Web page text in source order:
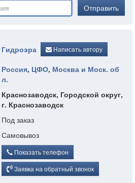
Отправить
Гидроэра Написать автору
Россия, ЦФО, Москва и Моск. об
л.
Краснозаводск, Городской округ,
г. Краснозаводск
Под заказ
Самовывоз
Показать телефон
Заявка на обратный звонок